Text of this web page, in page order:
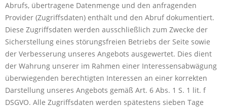
Abrufs, übertragene Datenmenge und den anfragenden
Provider (Zugriffsdaten) enthält und den Abruf dokumentiert.
Diese Zugriffsdaten werden ausschließlich zum Zwecke der
Sicherstellung eines störungsfreien Betriebs der Seite sowie
der Verbesserung unseres Angebots ausgewertet. Dies dient
der Wahrung unserer im Rahmen einer Interessensabwägung
überwiegenden berechtigten Interessen an einer korrekten
Darstellung unseres Angebots gemäß Art. 6 Abs. 1 S. 1 lit. f
DSGVO. Alle Zugriffsdaten werden spätestens sieben Tage